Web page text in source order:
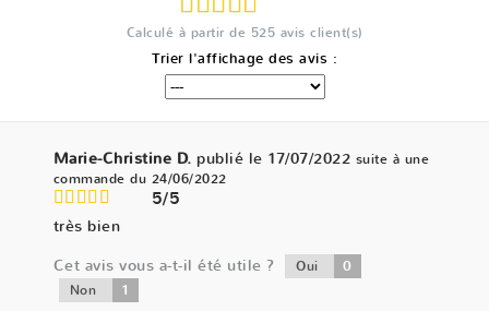
Calculé à partir de 525 avis client(s)
Trier l'affichage des avis :
Marie-Christine D.publié le 17/07/2022 suite à une
commande du 24/06/2022
5/5
très bien
Cet avis vous a-t-il été utile ?
Oui 0
Non 1